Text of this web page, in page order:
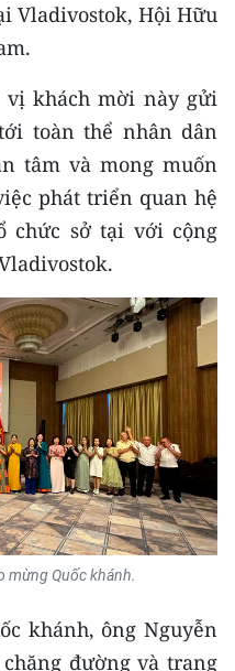
Vladivostok, Hội Hữu
khách mời này gửi
toàn thể nhân dân
tâm và mong muốn
phát triển quan hệ
chức sở tại với cộng
mừng Quốc khánh.
khánh, ông Nguyễn
đường và trang